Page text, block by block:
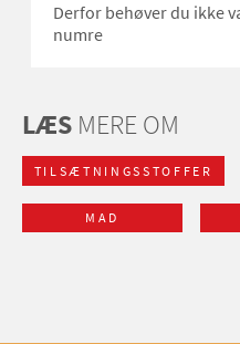
Derfor behøver du ikke
numre
LÆS MERE OM
TILSÆTNINGSSTOFFER
MAD